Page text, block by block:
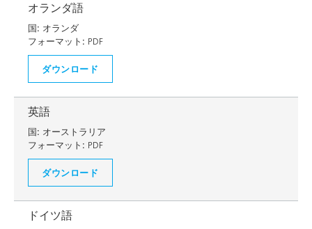
オランダ語
国: オランダ
フォーマット: PDF
ダウンロード
英語
国: オーストラリア
フォーマット: PDF
ダウンロード
ドイツ語